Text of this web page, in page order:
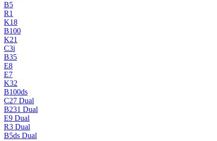
B5
R1
K18
B100
K21
C3i
B35
E8
E7
K32
B100ds
C27 Dual
B231 Dual
E9 Dual
R3 Dual
B5ds Dual